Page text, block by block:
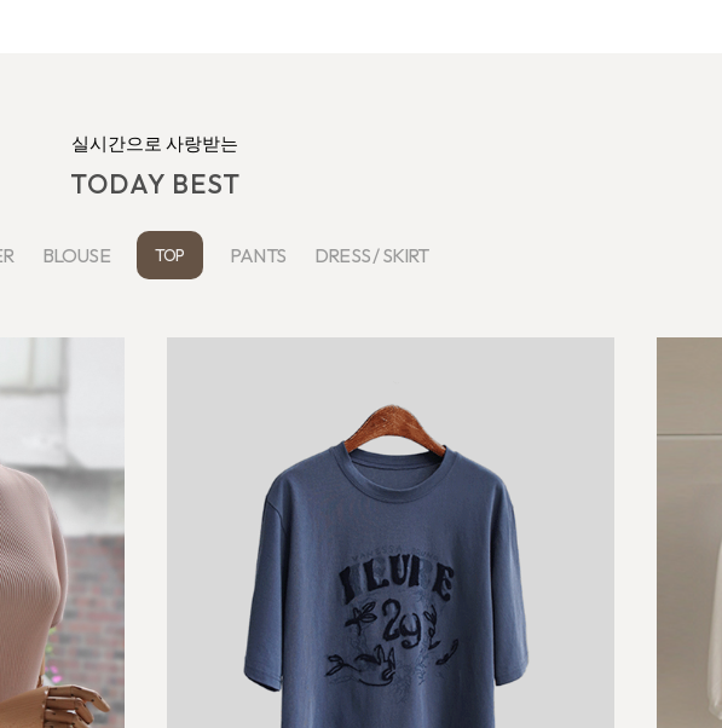
실시간으로 사랑받는
TODAY BEST
BLOUSE TOP PANTS DRESS / SKIRT